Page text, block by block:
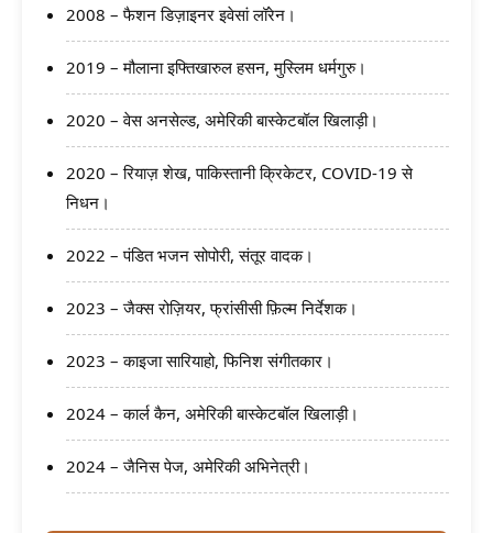
2008 – फैशन डिज़ाइनर इवेसां लॉरेन।
2019 – मौलाना इफ्तिखारुल हसन, मुस्लिम धर्मगुरु।
2020 – वेस अनसेल्ड, अमेरिकी बास्केटबॉल खिलाड़ी।
2020 – रियाज़ शेख, पाकिस्तानी क्रिकेटर, COVID-19 से
निधन।
2022 – पंडित भजन सोपोरी, संतूर वादक।
2023 – जैक्स रोज़ियर, फ्रांसीसी फ़िल्म निर्देशक।
2023 – काइजा सारियाहो, फिनिश संगीतकार।
2024 – कार्ल कैन, अमेरिकी बास्केटबॉल खिलाड़ी।
2024 – जैनिस पेज, अमेरिकी अभिनेत्री।